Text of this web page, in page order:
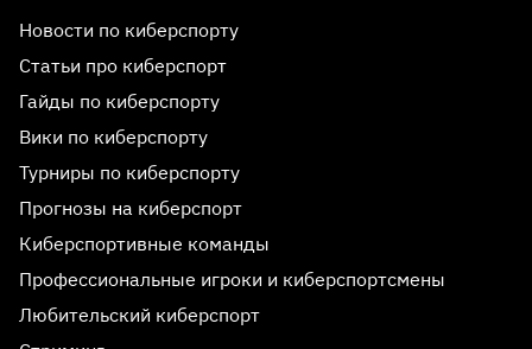
Новости по киберспорту
Статьи про киберспорт
Гайды по киберспорту
Вики по киберспорту
Турниры по киберспорту
Прогнозы на киберспорт
Киберспортивные команды
Профессиональные игроки и киберспортсмены
Любительский киберспорт